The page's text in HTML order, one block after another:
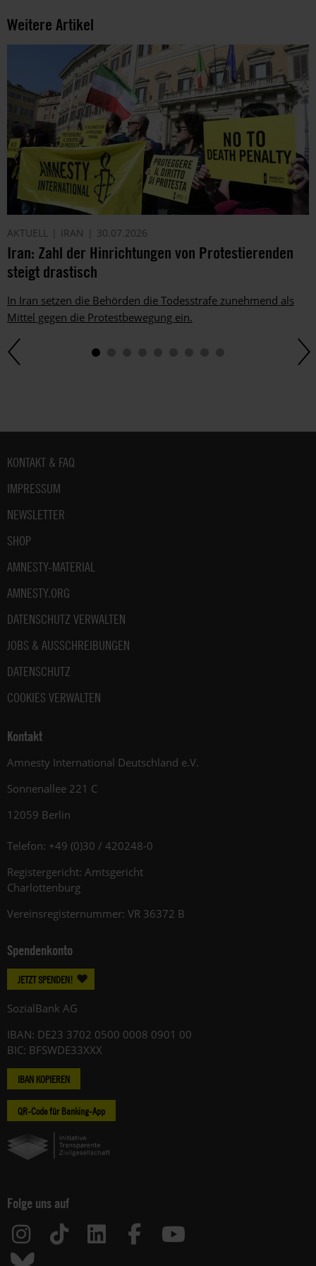
Weitere Artikel
AKTUELL IRAN 30.07.2026
Iran: Zahl der Hinrichtungen von Protestierenden
steigt drastisch
In Iran setzen die Behörden die Todesstrafe zunehmend als
Mittel gegen die Protestbewegung ein.
Fußbereich
KONTAKT & FAQ
IMPRESSUM
NEWSLETTER
SHOP
AMNESTY-MATERIAL
AMNESTY.ORG
DATENSCHUTZ VERWALTEN
JOBS & AUSSCHREIBUNGEN
DATENSCHUTZ
COOKIES VERWALTEN
Kontakt
Amnesty International Deutschland e.V.
Sonnenallee 221 C
12059 Berlin
Telefon: +49 (0)30 / 420248-0
Registergericht: Amtsgericht
Charlottenburg
Vereinsregisternummer: VR 36372 B
Spendenkonto
JETZT SPENDEN!
SozialBank AG
IBAN: DE23 3702 0500 0008 0901 00
BIC: BFSWDE33XXX
IBAN KOPIEREN
QR-Code für Banking-App
Folge uns auf